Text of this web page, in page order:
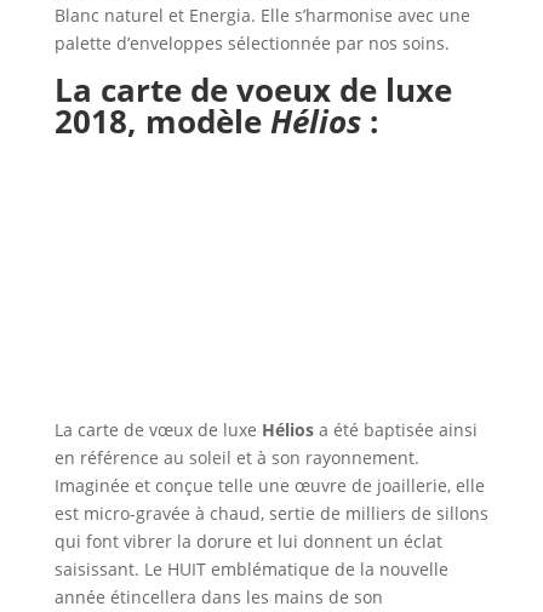
Blanc naturel et Energia. Elle s’harmonise avec une
palette d’enveloppes sélectionnée par nos soins.
La carte de voeux de luxe
2018, modèleHélios:
La carte de vœux de luxe Héliosa été baptisée ainsi
en référence au soleil et à son rayonnement.
Imaginée et conçue telle une œuvre de joaillerie, elle
est micro-gravée à chaud, sertie de milliers de sillons
qui font vibrer la dorure et lui donnent un éclat
saisissant. Le HUIT emblématique de la nouvelle
année étincellera dans les mains de son